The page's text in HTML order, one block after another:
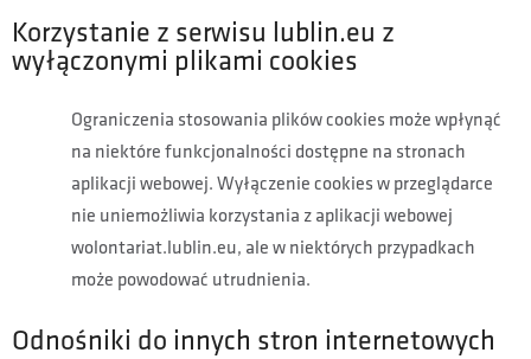
Korzystanie z serwisu lublin.eu z
wyłączonymi plikami cookies
Ograniczenia stosowania plików cookies może wpłynąć
na niektóre funkcjonalności dostępne na stronach
aplikacji webowej. Wyłączenie cookies w przeglądarce
nie uniemożliwia korzystania z aplikacji webowej
wolontariat.lublin.eu, ale w niektórych przypadkach
może powodować utrudnienia.
Odnośniki do innych stron internetowych